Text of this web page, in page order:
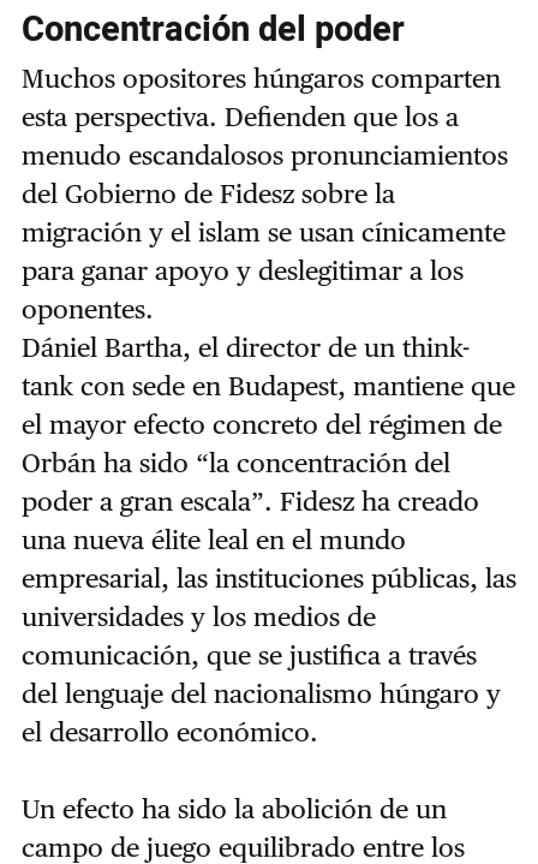
Concentración del poder
Muchos opositores húngaros comparten
esta perspectiva. Defienden que los a
menudo escandalosos pronunciamientos
del Gobierno de Fidesz sobre la
migración y el islam se usan cínicamente
para ganar apoyo y deslegitimar a los
oponentes.
Dániel Bartha, el director de un think-
tank con sede en Budapest, mantiene que
el mayor efecto concreto del régimen de
Orbán ha sido “la concentración del
poder a gran escala”. Fidesz ha creado
una nueva élite leal en el mundo
empresarial, las instituciones públicas, las
universidades y los medios de
comunicación, que se justifica a través
del lenguaje del nacionalismo húngaro y
el desarrollo económico.
Un efecto ha sido la abolición de un
campo de juego equilibrado entre los